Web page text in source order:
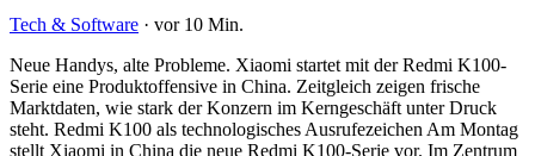
Tech & Software · vor 10 Min.
Neue Handys, alte Probleme. Xiaomi startet mit der Redmi K100-
Serie eine Produktoffensive in China. Zeitgleich zeigen frische
Marktdaten, wie stark der Konzern im Kerngeschäft unter Druck
steht. Redmi K100 als technologisches Ausrufezeichen Am Montag
stellt Xiaomi in China die neue Redmi K100-Serie vor. Im Zentrum